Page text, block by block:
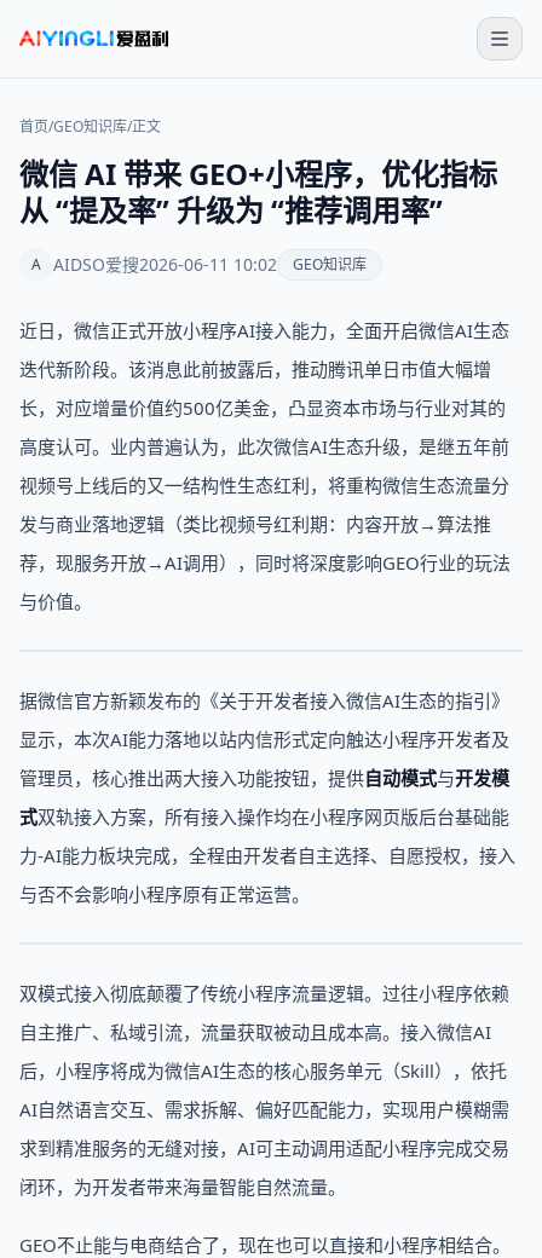
首页/GEO知识库/正文
微信 AI 带来 GEO+小程序，优化指标
从 “提及率” 升级为 “推荐调用率”
A AIDSO爱搜2026-06-11 10:02 GEO知识库
近日，微信正式开放小程序AI接入能力，全面开启微信AI生态
迭代新阶段。该消息此前披露后，推动腾讯单日市值大幅增
长，对应增量价值约500亿美金，凸显资本市场与行业对其的
高度认可。业内普遍认为，此次微信AI生态升级，是继五年前
视频号上线后的又一结构性生态红利，将重构微信生态流量分
发与商业落地逻辑（类比视频号红利期：内容开放→算法推
荐，现服务开放→AI调用），同时将深度影响GEO行业的玩法
与价值。
据微信官方新颖发布的《关于开发者接入微信AI生态的指引》
显示，本次AI能力落地以站内信形式定向触达小程序开发者及
管理员，核心推出两大接入功能按钮，提供自动模式与开发模
式双轨接入方案，所有接入操作均在小程序网页版后台基础能
力-AI能力板块完成，全程由开发者自主选择、自愿授权，接入
与否不会影响小程序原有正常运营。
双模式接入彻底颠覆了传统小程序流量逻辑。过往小程序依赖
自主推广、私域引流，流量获取被动且成本高。接入微信AI
后，小程序将成为微信AI生态的核心服务单元（Skill），依托
AI自然语言交互、需求拆解、偏好匹配能力，实现用户模糊需
求到精准服务的无缝对接，AI可主动调用适配小程序完成交易
闭环，为开发者带来海量智能自然流量。
GEO不止能与电商结合了，现在也可以直接和小程序相结合。